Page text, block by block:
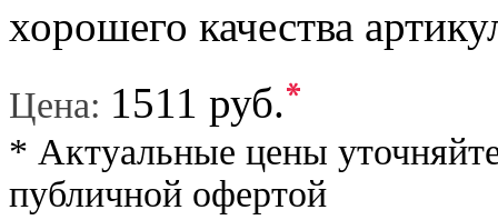
хорошего качества
Цена: 1511 руб.*
* Актуальные цены
публичной офертой